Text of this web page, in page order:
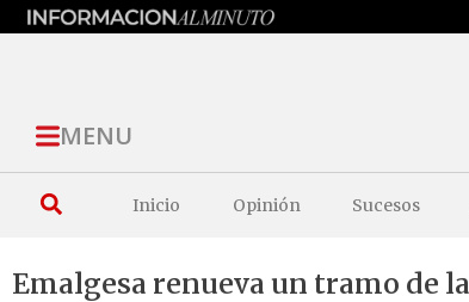
MENU
Inicio Opinión Sucesos
Emalgesa renueva un tramo de